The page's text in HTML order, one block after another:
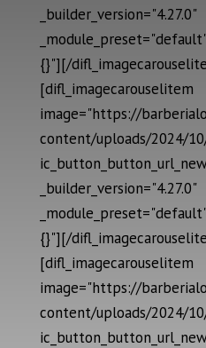
_builder_version="4.27.0"
{}"][/
[difl_imagecarouselitem
image="https://
content/uploads/2024/
_builder_version="4.27.0"
{}"][/
[difl_imagecarouselitem
image="https://
content/uploads/2024/